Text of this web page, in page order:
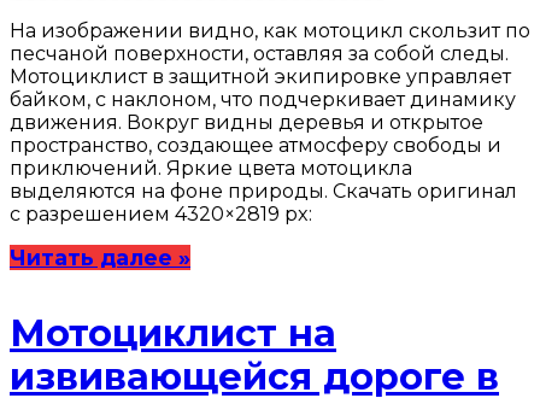
На изображении видно, как мотоцикл скользит по
песчаной поверхности, оставляя за собой следы.
Мотоциклист в защитной экипировке управляет
байком, с наклоном, что подчеркивает динамику
движения. Вокруг видны деревья и открытое
пространство, создающее атмосферу свободы и
приключений. Яркие цвета мотоцикла
выделяются на фоне природы. Скачать оригинал
с разрешением 4320×2819 px:
Читать далее »
Мотоциклист на
извивающейся дороге в